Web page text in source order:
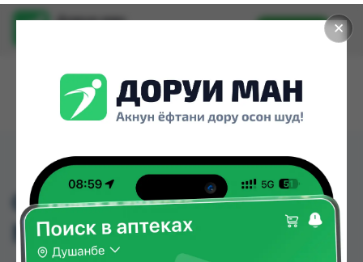
✕
Доруи ман
Установить
CANDESARTAN 8MG
NO.28